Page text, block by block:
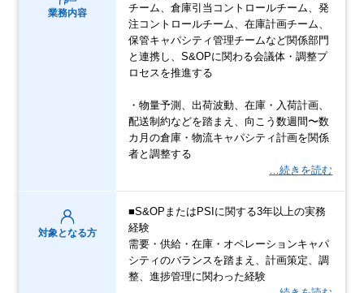
業務内容
チーム、倉庫引当コントロールチーム、発
注コントロールチーム、在庫計画チーム、
保管キャパシティ管理チームなど関係部門
と連携し、S&OPに関わる会議体・調整プ
ロセスを推進する
・物量予測、出荷波動、在庫・入荷計画、
配送制約などを踏まえ、向こう数週間〜数
カ月の倉庫・物流キャパシティ計画を関係
者と調整する
…続きを読む
対象となる方
■S&OPまたはPSIに関する3年以上の実務
経験
需要・供給・在庫・オペレーションキャパ
シティのバランスを踏まえ、計画策定、調
整、進捗管理に関わった経験